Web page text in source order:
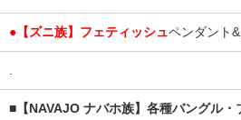
●【ズニ族】フェティッシュペンダント
■【NAVAJO ナバホ族】各種バングル・